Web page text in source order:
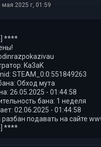
мая 2025 г, 01:59
****
Ka3aK
STEAM_0:0:551849263
Обход мута
26.05.2025 - 01:44:58
бана: 1 неделя
02.06.2025 - 01:44:58
подавать на сайте
****